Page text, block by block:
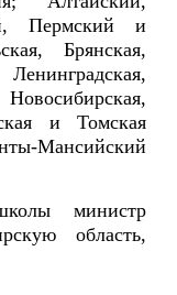
Пермский и
Брянская,
и Томская
министр
область,